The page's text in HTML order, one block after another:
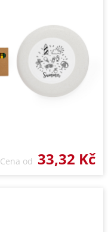
Cena od 33,32 Kč